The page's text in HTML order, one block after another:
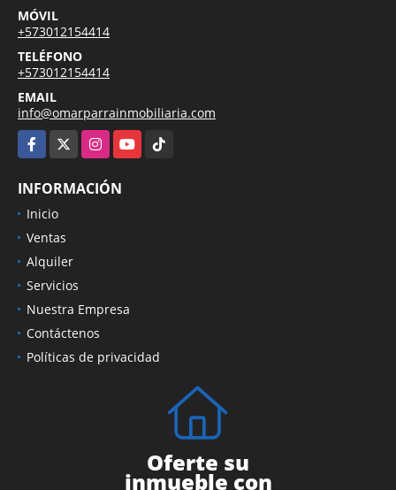
MÓVIL
+573012154414
TELÉFONO
+573012154414
EMAIL
info@omarparrainmobiliaria.com
Facebook
InstagramYouTubeTikTok
INFORMACIÓN
Inicio
Ventas
Alquiler
Servicios
Nuestra Empresa
Contáctenos
Políticas de privacidad
Oferte su
inmueble con